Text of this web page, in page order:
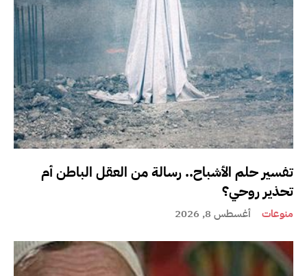
تفسير حلم الأشباح.. رسالة من العقل الباطن أم
تحذير روحي؟
منوعات أغسطس 8, 2026